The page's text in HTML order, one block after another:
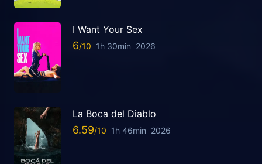
I Want Your Sex
6 1h 30min 2026
La Boca del Diablo
6.59 1h 46min 2026